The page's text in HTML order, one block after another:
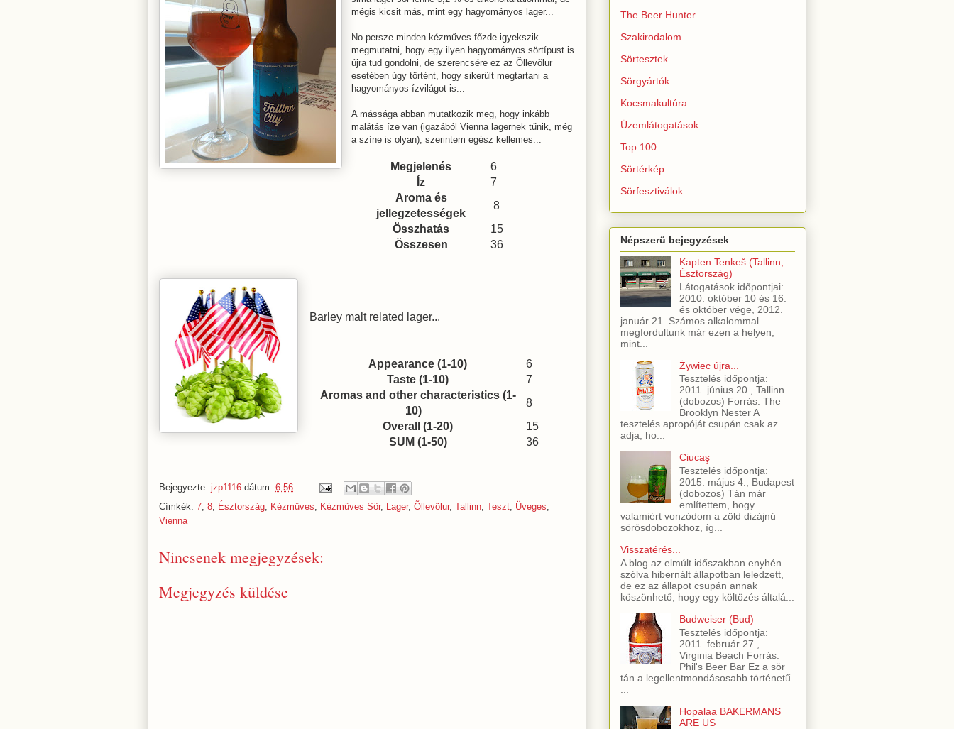
mégis kicsit más, mint egy hagyományos lager...
No persze minden kézműves főzde igyekszik
megmutatni, hogy egy ilyen hagyományos sörtípust is
újra tud gondolni, de szerencsére ez az Õllevõlur
esetében úgy történt, hogy sikerült megtartani a
hagyományos ízvilágot is...
A mássága abban mutatkozik meg, hogy inkább
malátás íze van (igazából Vienna lagernek tűnik, még
a színe is olyan), szerintem egész kellemes...
Megjelenés
6
Íz
7
Aroma és
jellegzetességek
8
Összhatás
15
Összesen
36
Barley malt related lager...
Appearance (1-10)
6
Taste (1-10)
7
Aromas and other characteristics (1-
10)
8
Overall (1-20)
15
SUM (1-50)
36
Bejegyezte: jzp1116 dátum: 6:56
Címkék: 7, 8, Észtország, Kézműves, Kézműves Sör, Lager, Õllevõlur, Tallinn, Teszt, Üveges,
Vienna
Nincsenek megjegyzések:
Megjegyzés küldése
The Beer Hunter
Szakirodalom
Sörtesztek
Sörgyártók
Kocsmakultúra
Üzemlátogatások
Top 100
Sörtérkép
Sörfesztiválok
Népszerű bejegyzések
Kapten Tenkeš (Tallinn,
Észtország)
Látogatások időpontjai:
2010. október 10 és 16.
és október vége, 2012.
január 21. Számos alkalommal
megfordultunk már ezen a helyen,
mint...
Żywiec újra...
Tesztelés időpontja:
2011. június 20., Tallinn
(dobozos) Forrás: The
Brooklyn Nester A
tesztelés apropóját csupán csak az
adja, ho...
Ciucaş
Tesztelés időpontja:
2015. május 4., Budapest
(dobozos) Tán már
említettem, hogy
valamiért vonzódom a zöld dizájnú
sörösdobozokhoz, íg...
Visszatérés...
A blog az elmúlt időszakban enyhén
szólva hibernált állapotban leledzett,
de ez az állapot csupán annak
köszönhető, hogy egy költözés általá...
Budweiser (Bud)
Tesztelés időpontja:
2011. február 27.,
Virginia Beach Forrás:
Phil's Beer Bar Ez a sör
tán a legellentmondásosabb történetű
Hopalaa BAKERMANS
ARE US